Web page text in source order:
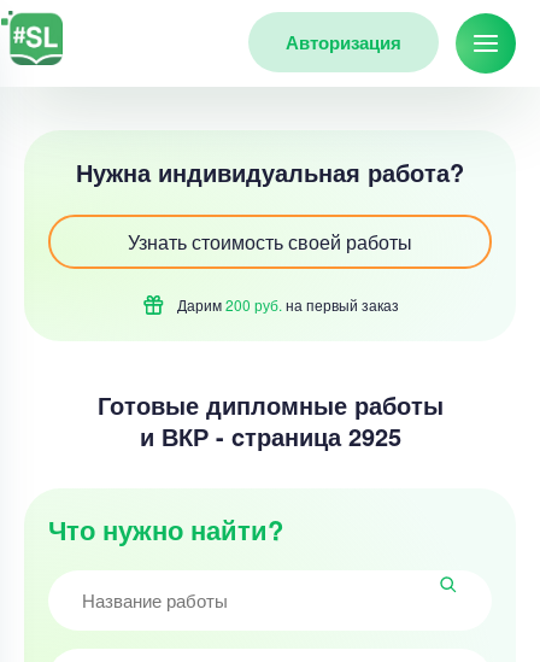
Авторизация
Нужна индивидуальная работа?
Узнать стоимость своей работы
Дарим200 руб. на первый заказ
Готовые дипломные работы
и ВКР - cтраница 2925
Что нужно найти?